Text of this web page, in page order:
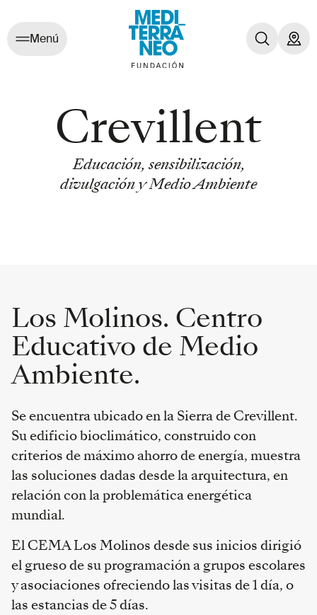
Menú
Crevillent
Educación, sensibilización,
divulgación y Medio Ambiente
Los Molinos. Centro
Educativo de Medio
Ambiente.
Se encuentra ubicado en la Sierra de Crevillent.
Su edificio bioclimático, construido con
criterios de máximo ahorro de energía, muestra
las soluciones dadas desde la arquitectura, en
relación con la problemática energética
mundial.
El CEMA Los Molinos desde sus inicios dirigió
el grueso de su programación a grupos escolares
y asociaciones ofreciendo las visitas de 1 día, o
las estancias de 5 días.